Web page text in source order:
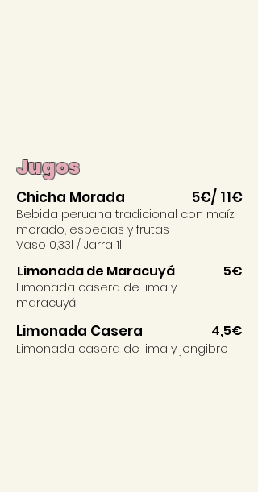
Jugos
Chicha Morada 5€/ 11€
Bebida peruana tradicional con maíz
morado, especias y frutas
Vaso 0,33l / Jarra 1l
Limonada de Maracuyá 5€
Limonada casera de lima y
maracuyá
Limonada Casera 4,5€
Limonada casera de lima y jengibre